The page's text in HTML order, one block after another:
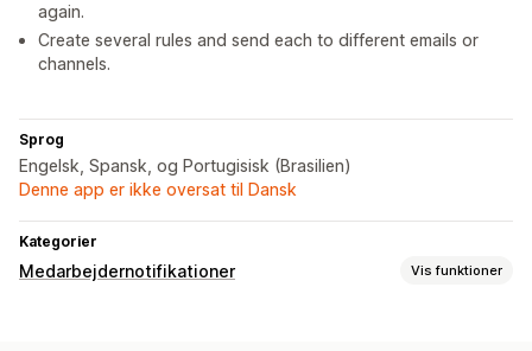
again.
Create several rules and send each to different emails or
channels.
Sprog
Engelsk, Spansk, og Portugisisk (Brasilien)
Denne app er ikke oversat til Dansk
Kategorier
Medarbejdernotifikationer Vis funktioner